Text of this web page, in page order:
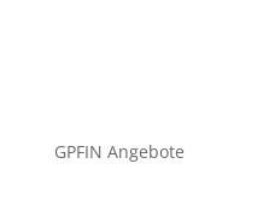
GPFIN Angebote